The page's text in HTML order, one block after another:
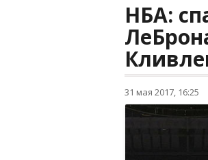
НБА:
31 мая 2017, 16:25